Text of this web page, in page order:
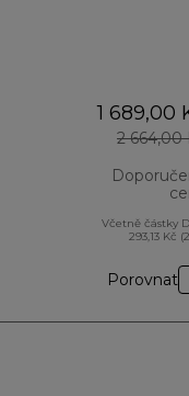
1 689,00
2 664,00
Včetně částky
293,13 Kč
Porovnat